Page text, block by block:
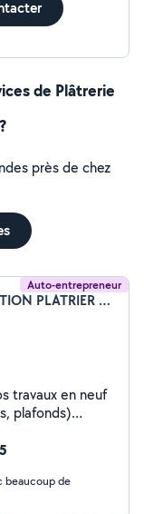
de Plâtrerie
près de chez
Auto-entrepreneur
Tareq Achour (AC RENOVATION PLATRIER PEINTRE)
travaux en neuf
beaucoup de